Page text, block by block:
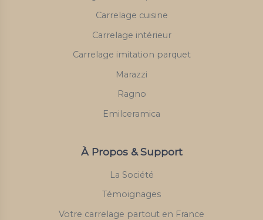
Carrelage cuisine
Carrelage intérieur
Carrelage imitation parquet
Marazzi
Ragno
Emilceramica
À Propos & Support
La Société
Témoignages
Votre carrelage partout en France